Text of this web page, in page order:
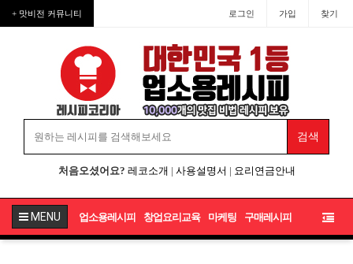
+ 맛비전 커뮤니티 로그인 가입 찾기
처음오셨어요? 레코소개 | 사용설명서 | 요리연금안내
MENU 업소용레시피 창업요리교육 마케팅 구매레시피